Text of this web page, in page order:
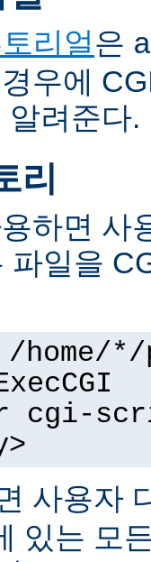
리얼은
우에
알려준다.
리
하면 사
파일을
home/
cgi-
사용자
있는 모